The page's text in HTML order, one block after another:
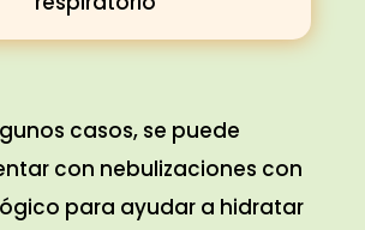
casos, se puede
con nebulizaciones con
para ayudar a hidratar